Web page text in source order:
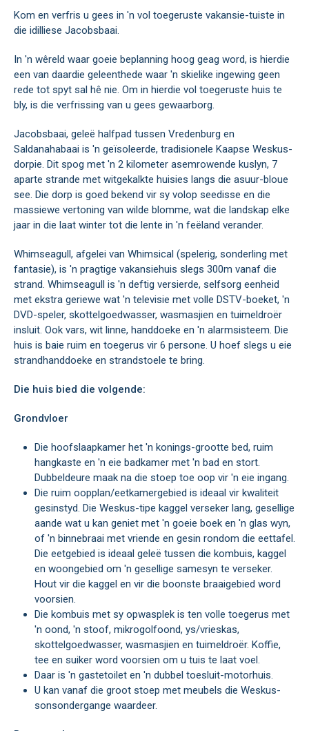
Kom en verfris u gees in 'n vol toegeruste vakansie-tuiste in
die idilliese Jacobsbaai.
In 'n wêreld waar goeie beplanning hoog geag word, is hierdie
een van daardie geleenthede waar 'n skielike ingewing geen
rede tot spyt sal hê nie. Om in hierdie vol toegeruste huis te
bly, is die verfrissing van u gees gewaarborg.
Jacobsbaai, geleë halfpad tussen Vredenburg en
Saldanahabaai is 'n geïsoleerde, tradisionele Kaapse Weskus-
dorpie. Dit spog met 'n 2 kilometer asemrowende kuslyn, 7
aparte strande met witgekalkte huisies langs die asuur-bloue
see. Die dorp is goed bekend vir sy volop seedisse en die
massiewe vertoning van wilde blomme, wat die landskap elke
jaar in die laat winter tot die lente in 'n feëland verander.
Whimseagull, afgelei van Whimsical (spelerig, sonderling met
fantasie), is 'n pragtige vakansiehuis slegs 300m vanaf die
strand. Whimseagull is 'n deftig versierde, selfsorg eenheid
met ekstra geriewe wat 'n televisie met volle DSTV-boeket, 'n
DVD-speler, skottelgoedwasser, wasmasjien en tuimeldroër
insluit. Ook vars, wit linne, handdoeke en 'n alarmsisteem. Die
huis is baie ruim en toegerus vir 6 persone. U hoef slegs u eie
strandhanddoeke en strandstoele te bring.
Die huis bied die volgende:
Grondvloer
Die hoofslaapkamer het 'n konings-grootte bed, ruim
hangkaste en 'n eie badkamer met 'n bad en stort.
Dubbeldeure maak na die stoep toe oop vir 'n eie ingang.
Die ruim oopplan/eetkamergebied is ideaal vir kwaliteit
gesinstyd. Die Weskus-tipe kaggel verseker lang, gesellige
aande wat u kan geniet met 'n goeie boek en 'n glas wyn,
of 'n binnebraai met vriende en gesin rondom die eettafel.
Die eetgebied is ideaal geleë tussen die kombuis, kaggel
en woongebied om 'n gesellige samesyn te verseker.
Hout vir die kaggel en vir die boonste braaigebied word
voorsien.
Die kombuis met sy opwasplek is ten volle toegerus met
'n oond, 'n stoof, mikrogolfoond, ys/vrieskas,
skottelgoedwasser, wasmasjien en tuimeldroër. Koffie,
tee en suiker word voorsien om u tuis te laat voel.
Daar is 'n gastetoilet en 'n dubbel toesluit-motorhuis.
U kan vanaf die groot stoep met meubels die Weskus-
sonsondergange waardeer.